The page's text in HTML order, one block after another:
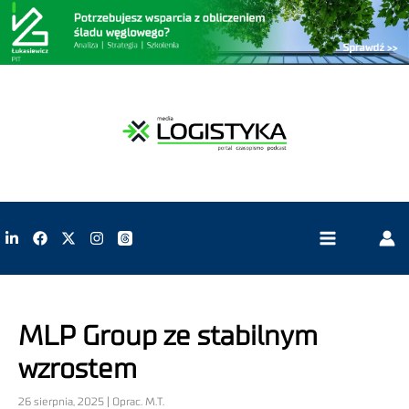
MLP Group ze stabilnym
wzrostem
26 sierpnia, 2025 | Oprac. M.T.